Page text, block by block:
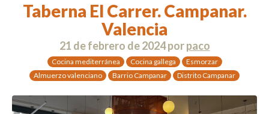
Taberna El Carrer. Campanar.
Valencia
21 de febrero de 2024porpaco
Cocina mediterránea Cocina gallega
Esmorzar
Almuerzo valenciano
Barrio Campanar Distrito Campanar